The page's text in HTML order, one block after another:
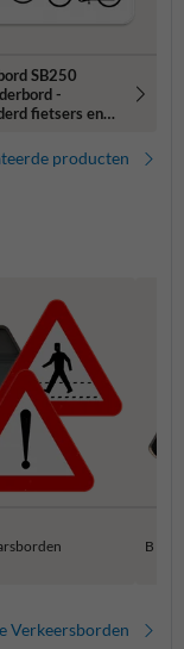
SB250
-
fietsers en
producten
B
Verkeersborden